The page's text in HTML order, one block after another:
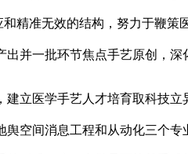
精准无效的结构，努力于鞭
并一批环节焦点手艺原创，
医学手艺人才培育取科技立
空间消息工程和从动化三个